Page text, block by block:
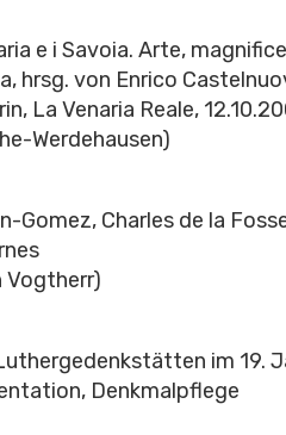
e i Savoia. Arte,
hrsg. von Enrico
La Venaria Reale,
Werdehausen)
Gomez, Charles de la
Vogtherr)
im 19.
Denkmalpflege